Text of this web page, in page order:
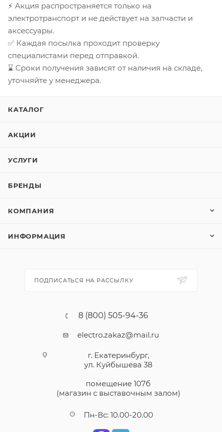
⚡ Акция распространяется только на
электротранспорт и не действует на запчасти и
аксессуары.
✅ Каждая посылка проходит проверку
специалистами перед отправкой.
⌛ Сроки получения зависят от наличия на складе,
уточняйте у менеджера.
КАТАЛОГ
АКЦИИ
УСЛУГИ
БРЕНДЫ
КОМПАНИЯ
ИНФОРМАЦИЯ
ПОДПИСАТЬСЯ НА РАССЫЛКУ
8 (800) 505-94-36
electro.zakaz@mail.ru
г. Екатеринбург,
ул. Куйбышева 38
помещение 107б
(магазин с выставочным залом)
Пн-Вс: 10.00-20.00